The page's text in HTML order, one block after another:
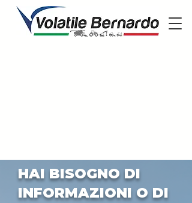
HAI BISOGNO DI
INFORMAZIONI O DI